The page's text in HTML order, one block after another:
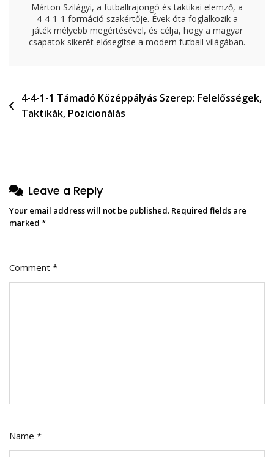
Márton Szilágyi, a futballrajongó és taktikai elemző, a
4-4-1-1 formáció szakértője. Évek óta foglalkozik a
játék mélyebb megértésével, és célja, hogy a magyar
csapatok sikerét elősegítse a modern futball világában.
Post
navigation
4-4-1-1 Támadó Középpályás Szerep: Felelősségek,
Taktikák, Pozicionálás
Leave a Reply
Your email address will not be published. Required fields are
marked *
Comment *
Name *